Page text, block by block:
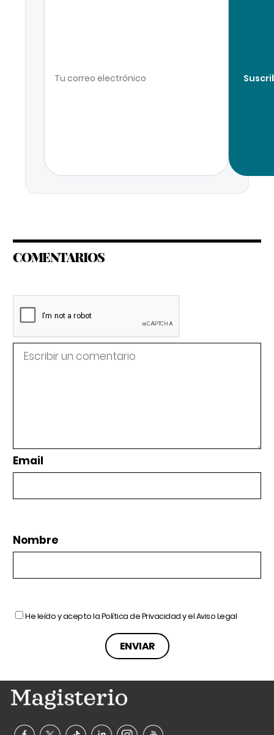
COMENTARIOS
Email
Nombre
He leído y acepto laPolítica de Privacidady elAviso Legal